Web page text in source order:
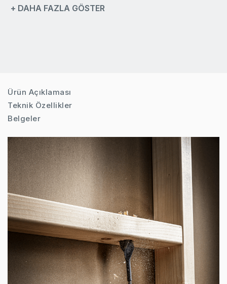
etkileşimi
Ofset bağlantı parçaları, 4. Altıgen (1/4") uç tutucu
bağlantı parçaları
Baş hizasının üzerinde veya ulaşılması zor dar
alanlarda çalışmak için kompakt ve hafif tasarım
Üç fonksiyon: vidalama, delme ve darbeli delme
10 dakikalık kapanma fonksiyonuna sahip el feneri
modu dahil 2 modlu, gelişmiş LED projektör
İki hız: delme için yüksek hız ve torklu vidalama işleri
için yüksek tork
Hassas vidalama için 17 tork ayarı ve normal delme
için 1 darbeli delme ve 1 ekstra ayar
+ DAHA FAZLA GÖSTER
Ürün Açıklaması
Teknik Özellikler
Belgeler